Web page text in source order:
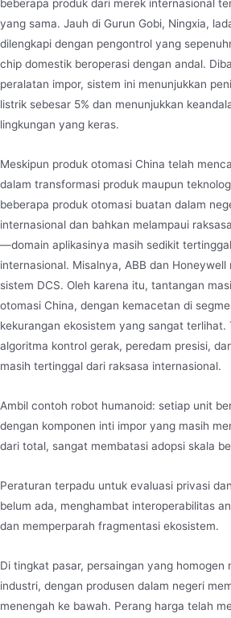
beberapa produk dari merek internasional
yang sama. Jauh di Gurun Gobi, Ningxia,
dilengkapi dengan pengontrol yang
chip domestik beroperasi dengan andal.
peralatan impor, sistem ini menunjukkan
listrik sebesar 5% dan menunjukkan
lingkungan yang keras.
Meskipun produk otomasi China telah
dalam transformasi produk maupun
beberapa produk otomasi buatan dalam
internasional dan bahkan melampaui
—domain aplikasinya masih sedikit
internasional. Misalnya, ABB dan Honeywell
sistem DCS. Oleh karena itu, tantangan
otomasi China, dengan kemacetan di
kekurangan ekosistem yang sangat terlihat.
algoritma kontrol gerak, peredam presisi,
masih tertinggal dari raksasa internasional.
Ambil contoh robot humanoid: setiap unit
dengan komponen inti impor yang masih
dari total, sangat membatasi adopsi skala
Peraturan terpadu untuk evaluasi privasi
belum ada, menghambat interoperabilitas
dan memperparah fragmentasi ekosistem.
Di tingkat pasar, persaingan yang homogen
industri, dengan produsen dalam negeri
menengah ke bawah. Perang harga telah